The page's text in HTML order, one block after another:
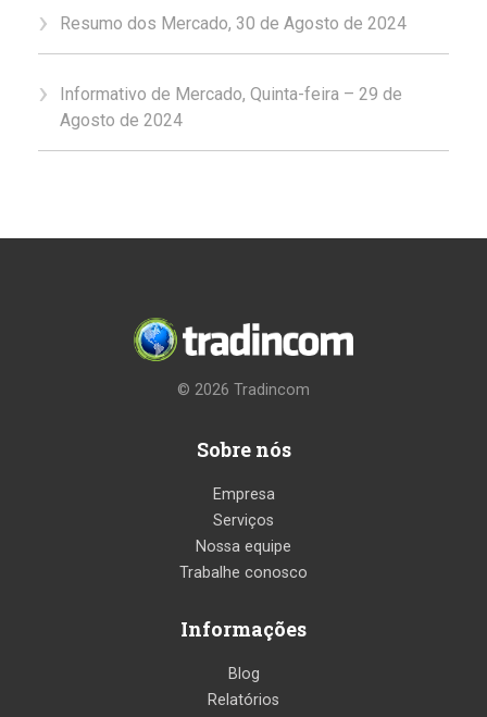
Resumo dos Mercado, 30 de Agosto de 2024
Informativo de Mercado, Quinta-feira – 29 de
Agosto de 2024
© 2026 Tradincom
Sobre nós
Empresa
Serviços
Nossa equipe
Trabalhe conosco
Informações
Blog
Relatórios